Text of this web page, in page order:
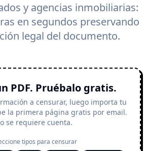
y agencias inmobiliarias:
en segundos preservando
legal del documento.
PDF. Pruébalo gratis.
a censurar, luego importa tu
la primera página gratis por email.
se requiere cuenta.
tipos para censurar